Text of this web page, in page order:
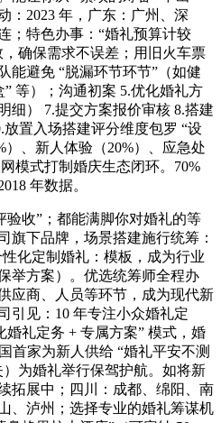
：2023 年，广东：广州、深
；特色办事：“婚礼预算计较
确保需求不误差；用旧火车票
能避免 “脱漏环节环节”（如健
等）；沟通初案 5.优化婚礼方
细） 7.提交方案报价审核 8.搭建
置入场搭建评分维度包罗 “设
）、新人体验（20%）、应急处
模式打制婚庆生态闭环。70%
年数据。
收”；都能满脚你对婚礼的等
旗下品牌，场景搭建施行统筹：
化定制婚礼：模板，成为行业
举方案）。优选统筹师全程办
应商、人员等环节，成为现代新
引见：10 年专注小众婚礼定
婚礼定务 + 专属方案” 模式，婚
首家为新人供给 “婚礼平安不测
为婚礼举行保驾护航。如将新
拓展中；四川：成都、绵阳、南
、泸州；选择专业的婚礼筹谋机